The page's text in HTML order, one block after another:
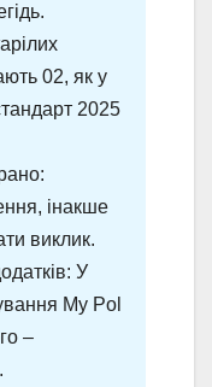
02, як у
2025
інакше
виклик.
У
My Pol
–